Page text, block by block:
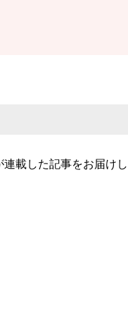
載した記事をお届け